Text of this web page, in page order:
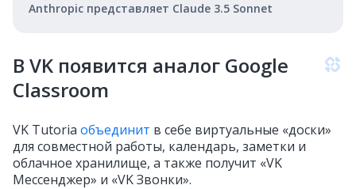
Anthropic представляет Claude 3.5 Sonnet
В VK появится аналог Google
Classroom
VK Tutoria объединит в себе виртуальные «доски»
для совместной работы, календарь, заметки и
облачное хранилище, а также получит «VK
Мессенджер» и «VK Звонки».